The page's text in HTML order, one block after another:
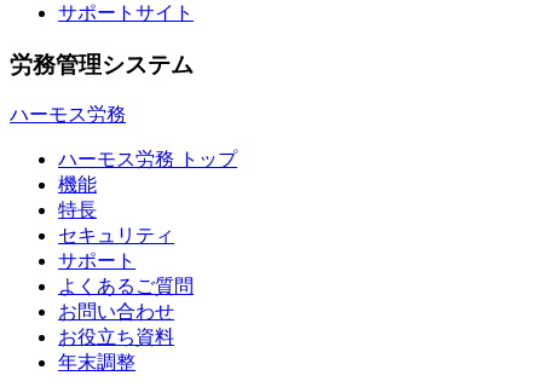
サポートサイト
労務管理システム
ハーモス労務
ハーモス労務 トップ
機能
特長
セキュリティ
サポート
よくあるご質問
お問い合わせ
お役立ち資料
年末調整